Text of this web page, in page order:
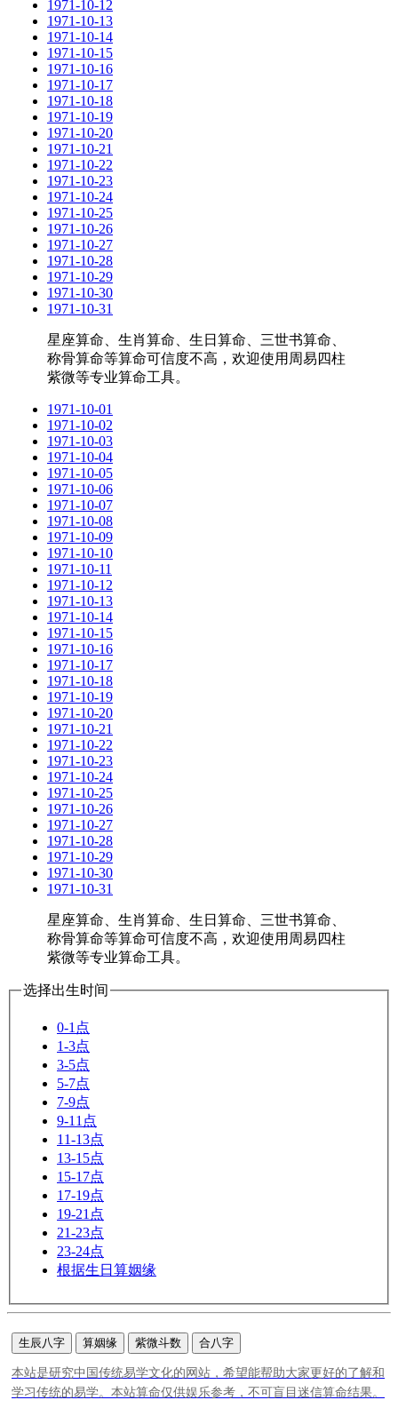
1971-10-12
1971-10-13
1971-10-14
1971-10-15
1971-10-16
1971-10-17
1971-10-18
1971-10-19
1971-10-20
1971-10-21
1971-10-22
1971-10-23
1971-10-24
1971-10-25
1971-10-26
1971-10-27
1971-10-28
1971-10-29
1971-10-30
1971-10-31
星座算命、生肖算命、生日算命、三世书算命、
称骨算命等算命可信度不高，欢迎使用周易四柱
紫微等专业算命工具。
1971-10-01
1971-10-02
1971-10-03
1971-10-04
1971-10-05
1971-10-06
1971-10-07
1971-10-08
1971-10-09
1971-10-10
1971-10-11
1971-10-12
1971-10-13
1971-10-14
1971-10-15
1971-10-16
1971-10-17
1971-10-18
1971-10-19
1971-10-20
1971-10-21
1971-10-22
1971-10-23
1971-10-24
1971-10-25
1971-10-26
1971-10-27
1971-10-28
1971-10-29
1971-10-30
1971-10-31
星座算命、生肖算命、生日算命、三世书算命、
称骨算命等算命可信度不高，欢迎使用周易四柱
紫微等专业算命工具。
选择出生时间
0-1点
1-3点
3-5点
5-7点
7-9点
9-11点
11-13点
13-15点
15-17点
17-19点
19-21点
21-23点
23-24点
根据生日算姻缘
生辰八字 算姻缘 紫微斗数 合八字
本站是研究中国传统易学文化的网站，希望能帮助大家更好的了解和
学习传统的易学。本站算命仅供娱乐参考，不可盲目迷信算命结果。